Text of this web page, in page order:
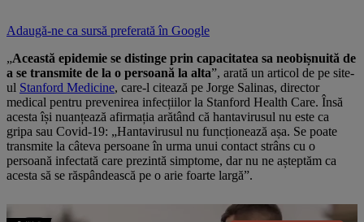
Adaugă-ne ca sursă preferată în Google
„Această epidemie se distinge prin capacitatea sa neobișnuită de
a se transmite de la o persoană la alta”, arată un articol de pe site-
ul Stanford Medicine, care-l citează pe Jorge Salinas, director
medical pentru prevenirea infecțiilor la Stanford Health Care. Însă
acesta își nuanțează afirmația arătând că hantavirusul nu este ca
gripa sau Covid-19: „Hantavirusul nu funcționează așa. Se poate
transmite la câteva persoane în urma unui contact strâns cu o
persoană infectată care prezintă simptome, dar nu ne așteptăm ca
acesta să se răspândească pe o arie foarte largă”.